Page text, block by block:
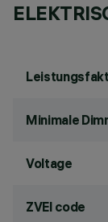
Minimale
Voltage
ZVEI code